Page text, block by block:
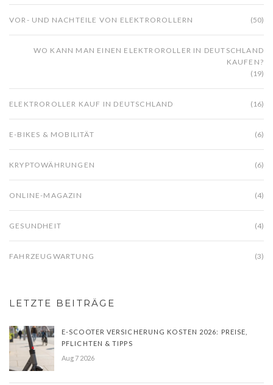
VOR- UND NACHTEILE VON ELEKTROROLLERN (50)
WO KANN MAN EINEN ELEKTROROLLER IN DEUTSCHLAND
KAUFEN?
(19)
ELEKTROROLLER KAUF IN DEUTSCHLAND (16)
E-BIKES & MOBILITÄT (6)
KRYPTOWÄHRUNGEN (6)
ONLINE-MAGAZIN (4)
GESUNDHEIT (4)
FAHRZEUGWARTUNG (3)
LETZTE BEITRÄGE
E-SCOOTER VERSICHERUNG KOSTEN 2026: PREISE,
PFLICHTEN & TIPPS
Aug 7 2026